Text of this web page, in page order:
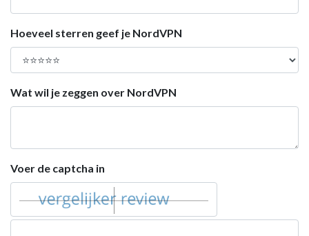
Hoeveel sterren geef je NordVPN
Wat wil je zeggen over NordVPN
Voer de captcha in